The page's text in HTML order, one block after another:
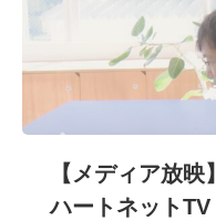
【メディア放
ハートネットTV